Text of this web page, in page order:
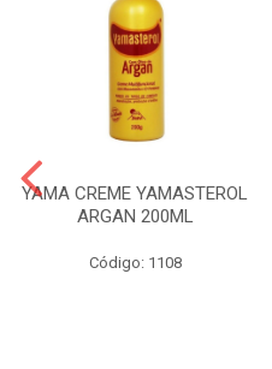
YAMA CREME YAMASTEROL
ARGAN 200ML
Código: 1108